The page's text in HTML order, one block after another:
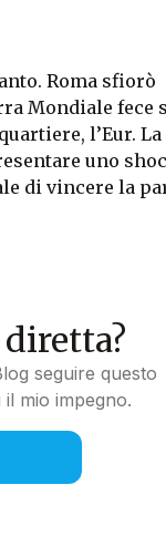
Roma sfiorò
Mondiale fece
l’Eur. La
uno
di vincere la
seguire questo
mio impegno.